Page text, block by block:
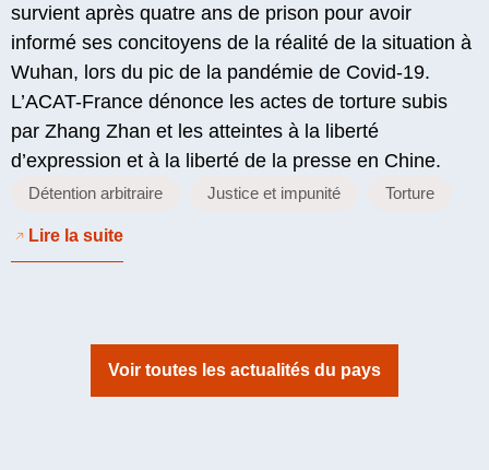
survient après quatre ans de prison pour avoir
informé ses concitoyens de la réalité de la situation à
Wuhan, lors du pic de la pandémie de Covid-19.
L’ACAT-France dénonce les actes de torture subis
par Zhang Zhan et les atteintes à la liberté
d’expression et à la liberté de la presse en Chine.
Détention arbitraire Justice et impunité Torture
Lire la suite
Voir toutes les actualités du pays